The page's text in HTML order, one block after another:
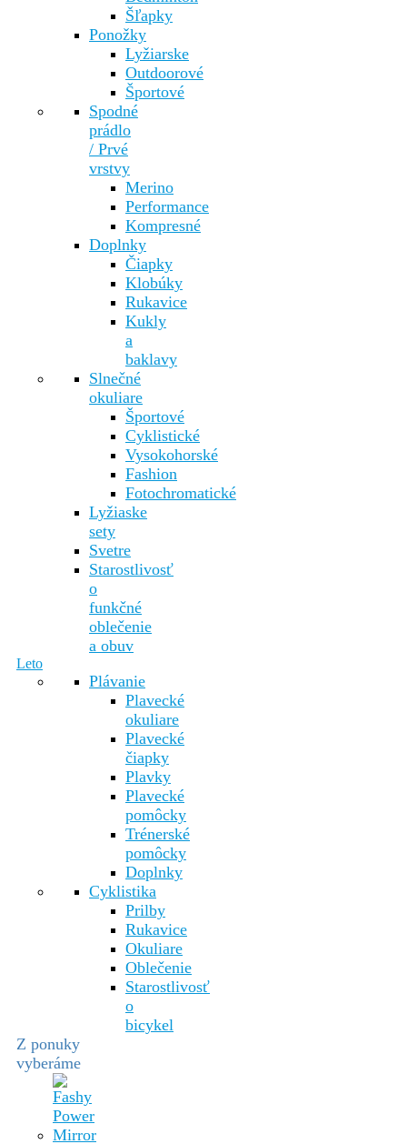
Šľapky
Ponožky
Lyžiarske
Outdoorové
Športové
Spodné
prádlo
/ Prvé
vrstvy
Merino
Performance
Kompresné
Doplnky
Čiapky
Klobúky
Rukavice
Kukly
a
baklavy
Slnečné
okuliare
Športové
Cyklistické
Vysokohorské
Fashion
Fotochromatické
Lyžiaske
sety
Svetre
Starostlivosť
o
funkčné
oblečenie
a obuv
Leto
Plávanie
Plavecké
okuliare
Plavecké
čiapky
Plavky
Plavecké
pomôcky
Trénerské
pomôcky
Doplnky
Cyklistika
Prilby
Rukavice
Okuliare
Oblečenie
Starostlivosť
o
bicykel
Z ponuky
vyberáme